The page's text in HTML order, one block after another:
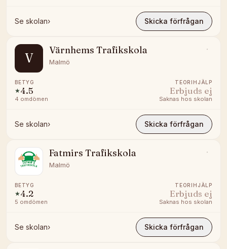
Se skolan› Skicka förfrågan
V
Värnhems Trafikskola
Malmö
BETYG
★4.5
4 omdömen
TEORIHJÄLP
Erbjuds ej
Saknas hos skolan
Se skolan› Skicka förfrågan
Fatmirs Trafikskola
Malmö
BETYG
★4.2
5 omdömen
TEORIHJÄLP
Erbjuds ej
Saknas hos skolan
Se skolan› Skicka förfrågan